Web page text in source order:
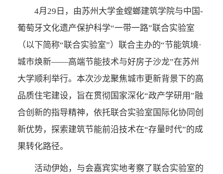
4月29日，由苏州大学金螳螂建筑学院与中国-
葡萄牙文化遗产保护科学“一带一路”联合实验室
（以下简称“联合实验室”）联合主办的“节能筑境·
城市焕新——高端节能技术与好房子沙龙”在苏州
大学顺利举行。本次沙龙聚焦城市更新背景下的高
品质住宅建设，旨在贯彻国家深化“政产学研用”融
合创新的指导精神，依托联合实验室国际化协同创
新优势，探索建筑节能前沿技术在“存量时代”的成
果转化路径。
活动伊始，与会嘉宾实地考察了联合实验室的